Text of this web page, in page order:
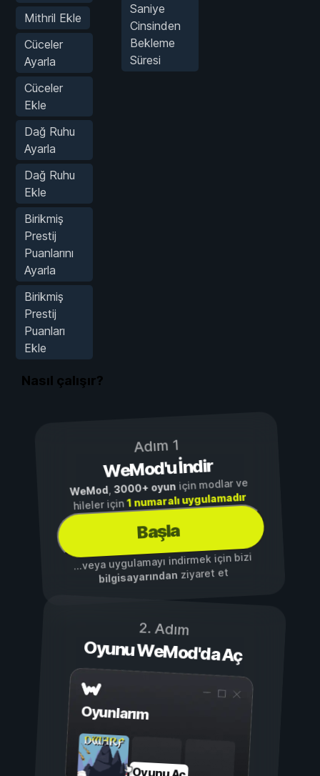
Mithril Ekle
Cüceler
Ayarla
Cüceler
Ekle
Dağ Ruhu
Ayarla
Dağ Ruhu
Ekle
Birikmiş
Prestij
Puanlarını
Ayarla
Birikmiş
Prestij
Puanları
Ekle
Saniye
Cinsinden
Bekleme
Süresi
Nasıl çalışır?
Adım 1
WeMod'u İndir
WeMod,3000+ oyuniçin modlar ve
hileler için1 numaralı uygulamadır
Başla
...veya uygulamayı indirmek için bizi
bilgisayarından ziyaret et
2. Adım
Oyunu WeMod'da Aç
Oyunlarım